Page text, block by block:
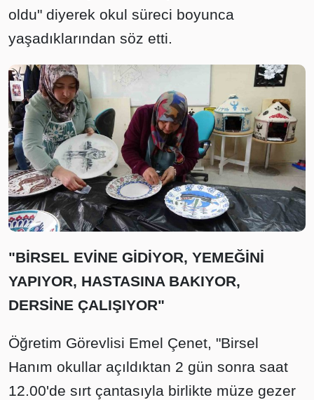
oldu" diyerek okul süreci boyunca
yaşadıklarından söz etti.
"BİRSEL EVİNE GİDİYOR, YEMEĞİNİ
YAPIYOR, HASTASINA BAKIYOR,
DERSİNE ÇALIŞIYOR"
Öğretim Görevlisi Emel Çenet, "Birsel
Hanım okullar açıldıktan 2 gün sonra saat
12.00'de sırt çantasıyla birlikte müze gezer